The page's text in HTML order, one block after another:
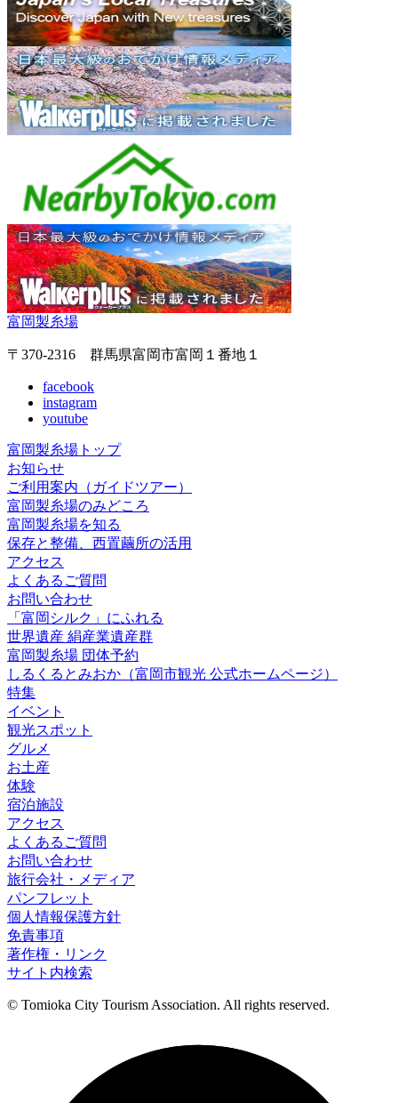
富岡製糸場
〒370-2316 群馬県富岡市富岡１番地１
facebook
instagram
youtube
富岡製糸場トップ
お知らせ
ご利用案内（ガイドツアー）
富岡製糸場のみどころ
富岡製糸場を知る
保存と整備、西置繭所の活用
アクセス
よくあるご質問
お問い合わせ
「富岡シルク」にふれる
世界遺産 絹産業遺産群
富岡製糸場 団体予約
しるくるとみおか （富岡市観光 公式ホームページ）
特集
イベント
観光スポット
グルメ
お土産
体験
宿泊施設
アクセス
よくあるご質問
お問い合わせ
旅行会社・メディア
パンフレット
個人情報保護方針
免責事項
著作権・リンク
サイト内検索
© Tomioka City Tourism Association. All rights reserved.